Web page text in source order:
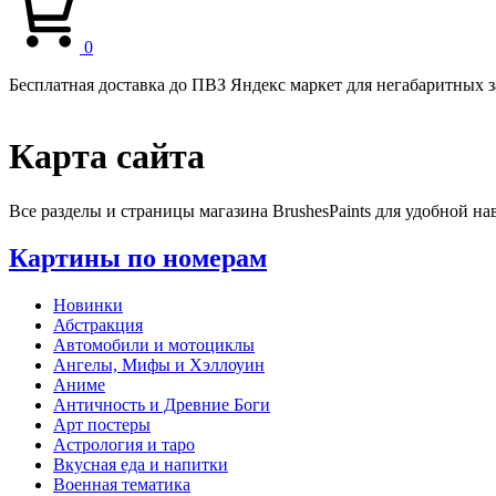
0
Бесплатная доставка до ПВЗ Яндекс маркет для негабаритных
Карта сайта
Все разделы и страницы магазина BrushesPaints для удобной
Картины по номерам
Новинки
Абстракция
Автомобили и мотоциклы
Ангелы, Мифы и Хэллоуин
Аниме
Античность и Древние Боги
Арт постеры
Астрология и таро
Вкусная еда и напитки
Военная тематика